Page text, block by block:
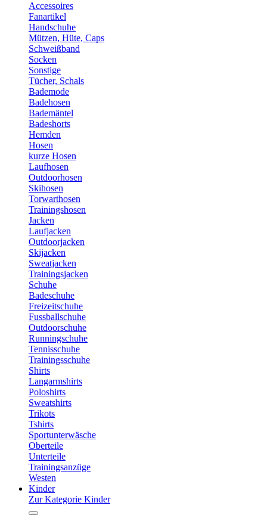
Accessoires
Fanartikel
Handschuhe
Mützen, Hüte, Caps
Schweißband
Socken
Sonstige
Tücher, Schals
Bademode
Badehosen
Bademäntel
Badeshorts
Hemden
Hosen
kurze Hosen
Laufhosen
Outdoorhosen
Skihosen
Torwarthosen
Trainingshosen
Jacken
Laufjacken
Outdoorjacken
Skijacken
Sweatjacken
Trainingsjacken
Schuhe
Badeschuhe
Freizeitschuhe
Fussballschuhe
Outdoorschuhe
Runningschuhe
Tennisschuhe
Trainingsschuhe
Shirts
Langarmshirts
Poloshirts
Sweatshirts
Trikots
Tshirts
Sportunterwäsche
Oberteile
Unterteile
Trainingsanzüge
Westen
Kinder
Zur Kategorie Kinder